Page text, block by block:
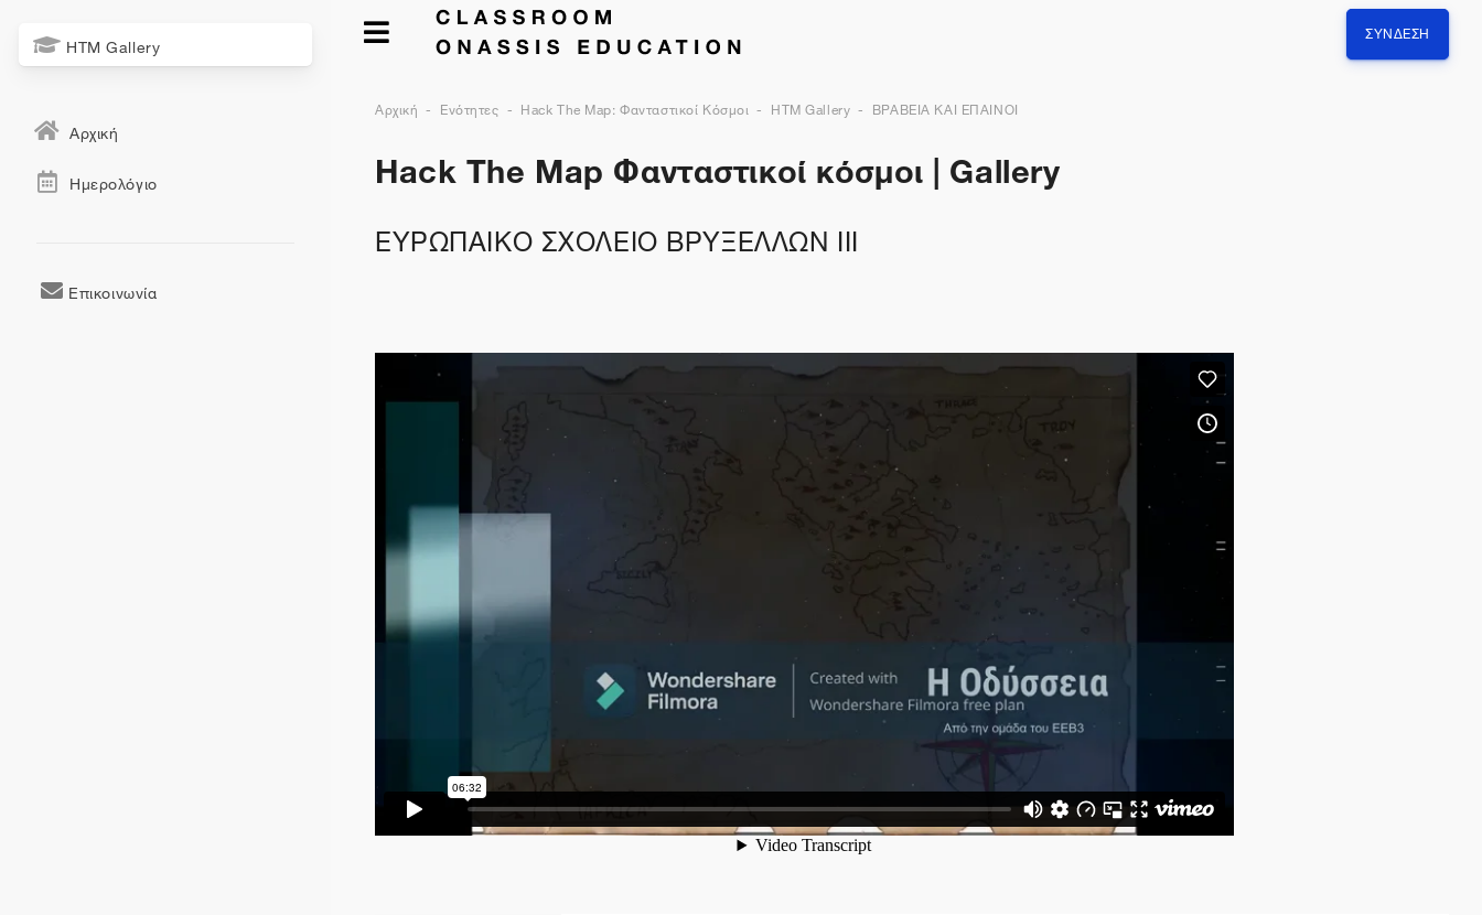
ΣΎΝΔΕΣΗ
Αρχική Ενότητες Hack The Map: Φανταστικοί Κόσμοι HTM Gallery ΒΡΑΒΕΙΑ ΚΑΙ ΕΠΑΙΝΟΙ
Hack The Map Φανταστικοί κόσμοι | Gallery
ΕΥΡΩΠΑΙΚΟ ΣΧΟΛΕΙΟ ΒΡΥΞΕΛΛΩΝ ΙΙΙ
HTM Gallery
Αρχική
Ημερολόγιο
Επικοινωνία